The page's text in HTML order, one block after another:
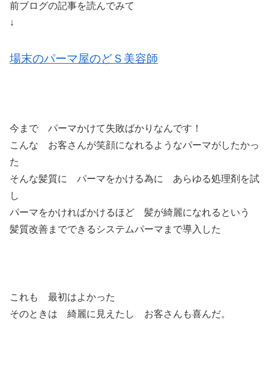
前ブログの記事を読んでみて
↓
場末のパーマ屋のどＳ美容師
今まで パーマかけて失敗ばかりなんです！
こんな お客さんが笑顔になれるようなパーマがしたかっ
た
そんな髪質に パーマをかける為に あらゆる処理剤を試
し
パーマをかければかけるほど 髪が綺麗になれるという
髪質改善までできるシステムパーマまで導入した
これも 最初はよかった
そのときは 綺麗に見えたし お客さんも喜んだ。